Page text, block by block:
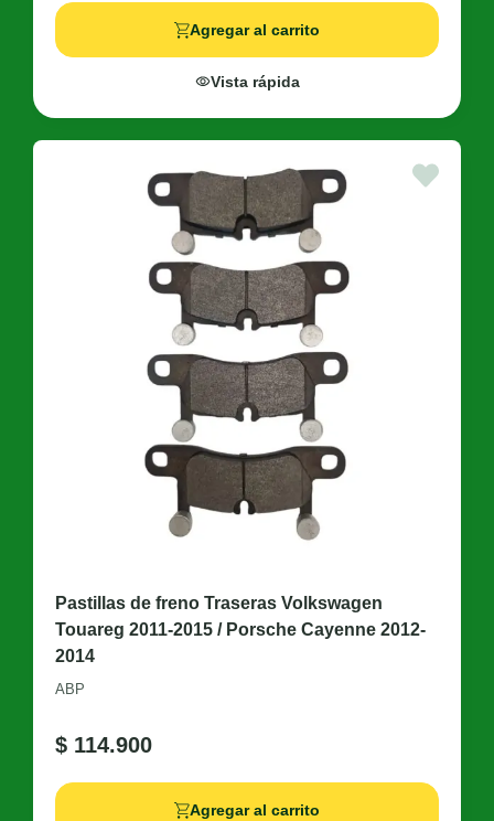
Agregar al carrito
Vista rápida
Pastillas de freno Traseras Volkswagen
Touareg 2011-2015 / Porsche Cayenne 2012-
2014
ABP
$ 114.900
Agregar al carrito